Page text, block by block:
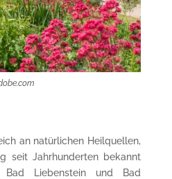
an natürlichen Heilquellen,
seit Jahrhunderten bekannt
Liebenstein und Bad